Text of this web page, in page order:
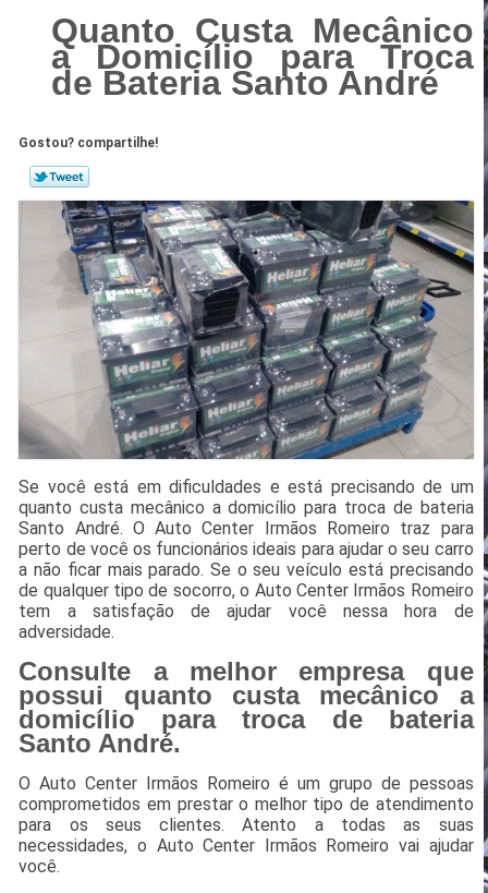
Quanto Custa Mecânico
a Domicílio para Troca
de Bateria Santo André
Gostou? compartilhe!
Se você está em dificuldades e está precisando de um
quanto custa mecânico a domicílio para troca de bateria
Santo André. O Auto Center Irmãos Romeiro traz para
perto de você os funcionários ideais para ajudar o seu carro
a não ficar mais parado. Se o seu veículo está precisando
de qualquer tipo de socorro, o Auto Center Irmãos Romeiro
tem a satisfação de ajudar você nessa hora de
adversidade.
Consulte a melhor empresa que
possui quanto custa mecânico a
domicílio para troca de bateria
Santo André.
O Auto Center Irmãos Romeiro é um grupo de pessoas
comprometidos em prestar o melhor tipo de atendimento
para os seus clientes. Atento a todas as suas
necessidades, o Auto Center Irmãos Romeiro vai ajudar
você.